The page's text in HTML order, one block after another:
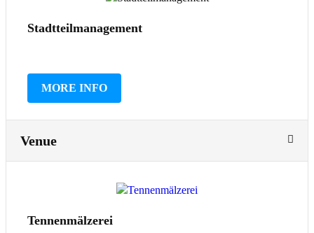
Stadtteilmanagement
MORE INFO
Venue
Tennenmälzerei